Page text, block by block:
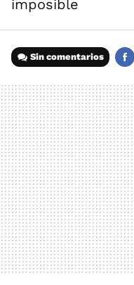
imposible
Sin comentarios